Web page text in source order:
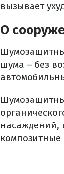
вызывает
О
шума – без
насаждений,
композитные